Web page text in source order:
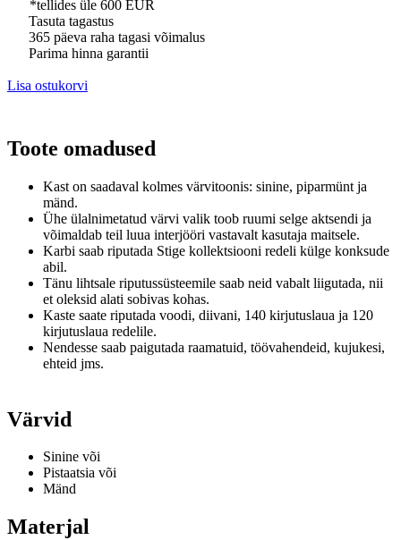
*tellides üle 600 EUR
Tasuta tagastus
365 päeva raha tagasi võimalus
Parima hinna garantii
Lisa ostukorvi
Toote omadused
Kast on saadaval kolmes värvitoonis: sinine, piparmünt ja
mänd.
Ühe ülalnimetatud värvi valik toob ruumi selge aktsendi ja
võimaldab teil luua interjööri vastavalt kasutaja maitsele.
Karbi saab riputada Stige kollektsiooni redeli külge konksude
abil.
Tänu lihtsale riputussüsteemile saab neid vabalt liigutada, nii
et oleksid alati sobivas kohas.
Kaste saate riputada voodi, diivani, 140 kirjutuslaua ja 120
kirjutuslaua redelile.
Nendesse saab paigutada raamatuid, töövahendeid, kujukesi,
ehteid jms.
Värvid
Sinine või
Pistaatsia või
Mänd
Materjal